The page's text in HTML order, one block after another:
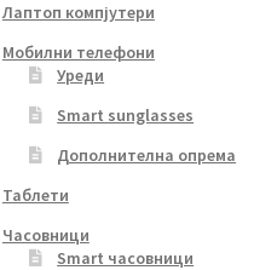
Лаптоп компјутери
Мобилни телефони
Уреди
Smart sunglasses
Дополнителна опрема
Таблети
Часовници
Smart часовници